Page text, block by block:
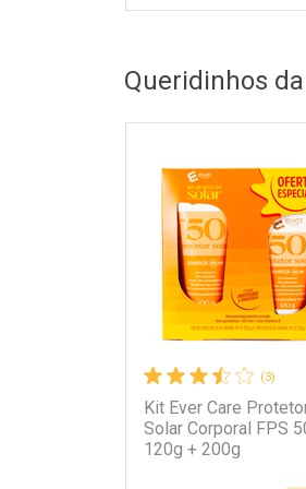
Laboratório
Ativar Desconto
Por Menos
Queridinhos
(3)
Kit Ever Care
Solar Corporal FPS
120g + 200g